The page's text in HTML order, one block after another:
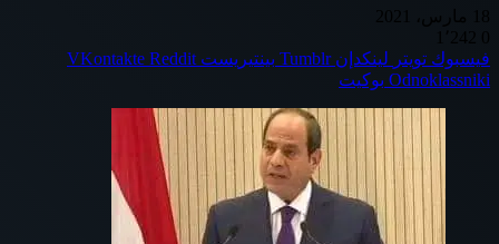
فيسبوك تويتر لينكدإن بينتيريست
Odnoklassniki بوكيت